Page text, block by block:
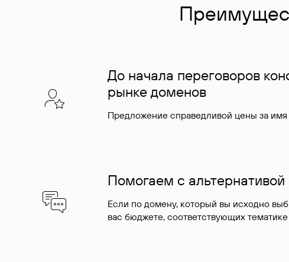
До начала переговоров
рынке доменов
Предложение справедливой цены за
Помогаем с альтернативой
Если по домену, который вы исходно
вас бюджете, соответствующих